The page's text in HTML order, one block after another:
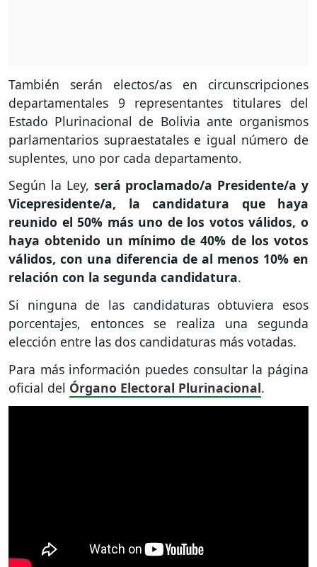
También serán electos/as en circunscripciones
departamentales 9 representantes titulares del
Estado Plurinacional de Bolivia ante organismos
parlamentarios supraestatales e igual número de
suplentes, uno por cada departamento.
Según la Ley, será proclamado/a Presidente/a y
Vicepresidente/a, la candidatura que haya
reunido el 50% más uno de los votos válidos, o
haya obtenido un mínimo de 40% de los votos
válidos, con una diferencia de al menos 10% en
relación con la segunda candidatura.
Si ninguna de las candidaturas obtuviera esos
porcentajes, entonces se realiza una segunda
elección entre las dos candidaturas más votadas.
Para más información puedes consultar la página
oficial del Órgano Electoral Plurinacional.